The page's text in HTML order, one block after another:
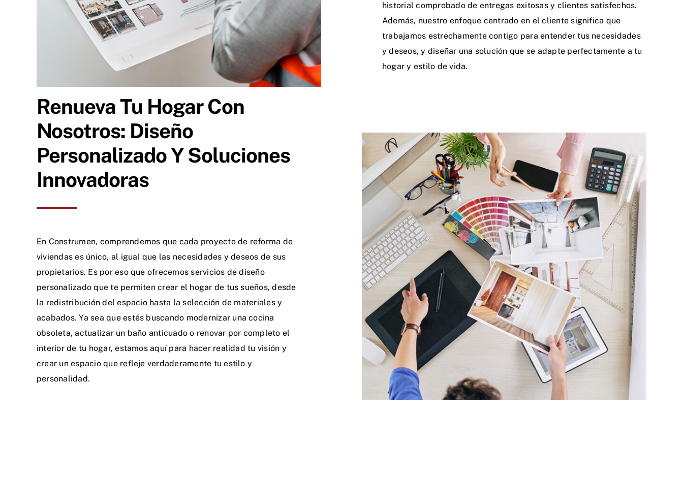
historial comprobado de entregas exitosas y clientes satisfechos.
Además, nuestro enfoque centrado en el cliente significa que
trabajamos estrechamente contigo para entender tus necesidades
y deseos, y diseñar una solución que se adapte perfectamente a tu
hogar y estilo de vida.
Renueva Tu Hogar Con
Nosotros: Diseño
Personalizado Y Soluciones
Innovadoras
En Construmen, comprendemos que cada proyecto de reforma de
viviendas es único, al igual que las necesidades y deseos de sus
propietarios. Es por eso que ofrecemos servicios de diseño
personalizado que te permiten crear el hogar de tus sueños, desde
la redistribución del espacio hasta la selección de materiales y
acabados. Ya sea que estés buscando modernizar una cocina
obsoleta, actualizar un baño anticuado o renovar por completo el
interior de tu hogar, estamos aquí para hacer realidad tu visión y
crear un espacio que refleje verdaderamente tu estilo y
personalidad.